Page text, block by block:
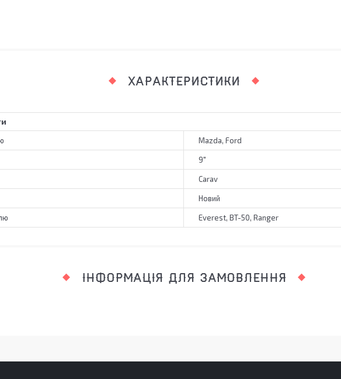
ХАРАКТЕРИСТИКИ
Mazda, Ford
9"
Carav
Новий
Everest, BT-50, Ranger
ІНФОРМАЦІЯ ДЛЯ ЗАМОВЛЕННЯ